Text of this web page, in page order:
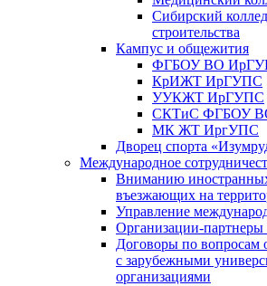
Сибирский
строительства
Кампус и общежития
ФГБОУ ВО
КрИЖТ ИрГУПС
УУКЖТ ИрГУПС
СКТиС ФГБОУ
МК ЖТ ИргУПС
Дворец спорта
Международное
Вниманию
въезжающих на
Управление
Организации-
Договоры по вопросам
с зарубежными
организациями